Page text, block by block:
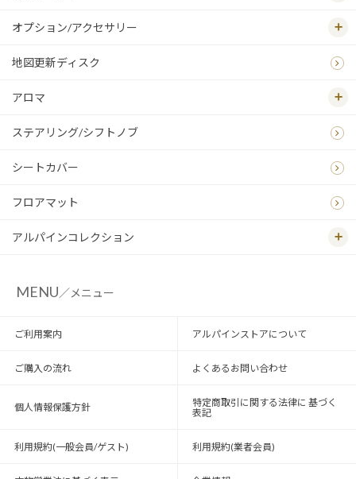
オプション/アクセサリー
地図更新ディスク
アロマ
ステアリング/シフトノブ
シートカバー
フロアマット
アルパインコレクション
MENU／メニュー
ご利用案内 アルパインストアについて
ご購入の流れ よくあるお問い合わせ
個人情報保護方針
特定商取引に関する法律に 基づく
表記
利用規約(一般会員/ゲスト) 利用規約(業者会員)